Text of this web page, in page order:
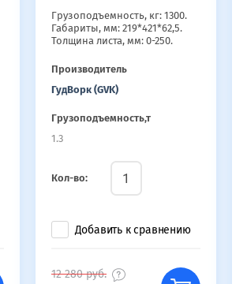
Грузоподъемность, кг: 1300.
Габариты, мм: 219*421*62,5.
Толщина листа, мм: 0-250.
Производитель
ГудВорк (GVK)
Грузоподъемность,т
1.3
Кол-во:
Добавить к сравнению
12 280руб.